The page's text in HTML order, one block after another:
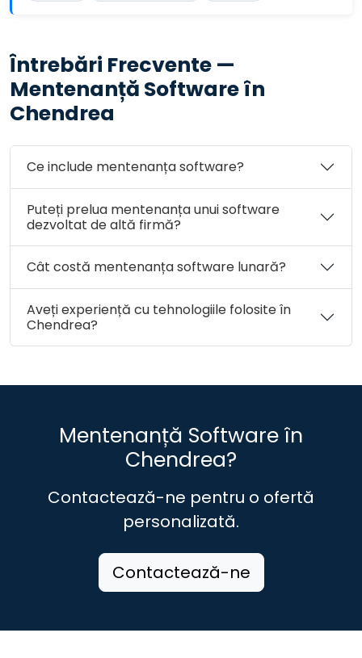
Întrebări Frecvente —
Mentenanță Software în
Chendrea
Ce include mentenanța software?
Puteți prelua mentenanța unui software
dezvoltat de altă firmă?
Cât costă mentenanța software lunară?
Aveți experiență cu tehnologiile folosite în
Chendrea?
Mentenanță Software în
Chendrea?
Contactează-ne pentru o ofertă
personalizată.
Contactează-ne